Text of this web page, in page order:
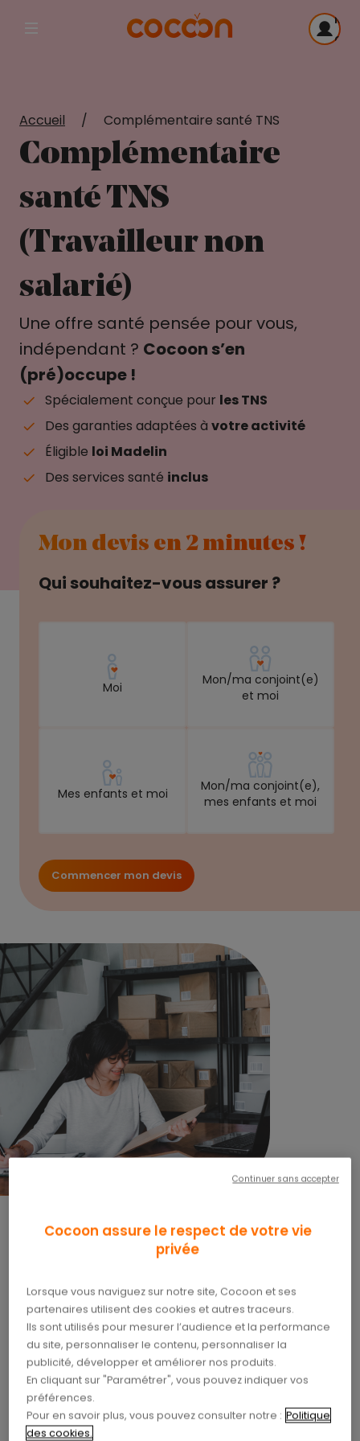
Afficher la navigation principale
Me
Accueil / Complémentaire santé TNS
Complémentaire
santé TNS
(Travailleur non
salarié)
Une offre santé pensée pour vous,
indépendant ? Cocoon s’en
(pré)occupe !
Spécialement conçue pour les TNS
Des garanties adaptées à votre activité
Éligible loi Madelin
Des services santé inclus
Mon devis en 2 minutes !
Qui souhaitez-vous assurer ?
Moi
Mon/ma conjoint(e)
et moi
Mes enfants et moi
Mon/ma conjoint(e),
mes enfants et moi
Commencer mon devis
Faites rimer santé avec
tranquillité !
En tant que TNS, vous êtes un acteur essentiel de
notre société.Votre santé est précieuse et ne
doit pas être négligée.C’est pourquoi chez
Cocoon, nous vous proposons des
complémentaires santé TNS sur-mesure, éligibles
Loi Madelin.
Cocoon assure le respect de votre vie
privée
Lorsque vous naviguez sur notre site, Cocoon et ses
partenaires utilisent des cookies et autres traceurs.
Ils sont utilisés pour mesurer l’audience et la performance
du site, personnaliser le contenu, personnaliser la
publicité, développer et améliorer nos produits.
En cliquant sur "Paramétrer", vous pouvez indiquer vos
préférences.
Pour en savoir plus, vous pouvez consulter notre : Politique
des cookies.
Continuer sans accepter